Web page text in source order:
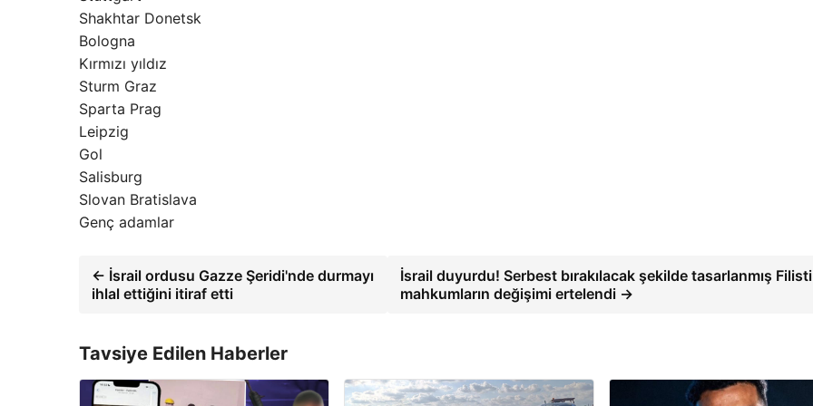
Shakhtar Donetsk
Bologna
Kırmızı yıldız
Sturm Graz
Sparta Prag
Leipzig
Gol
Salisburg
Slovan Bratislava
Genç adamlar
← İsrail ordusu Gazze Şeridi'nde durmayı
ihlal ettiğini itiraf etti
İsrail duyurdu! Serbest bırakılacak şekilde tasarlanmış
mahkumların değişimi ertelendi →
Tavsiye Edilen Haberler